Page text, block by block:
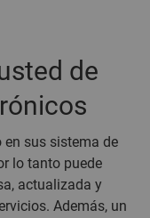
de
en sus sistema de
lo tanto puede
actualizada y
Además, un